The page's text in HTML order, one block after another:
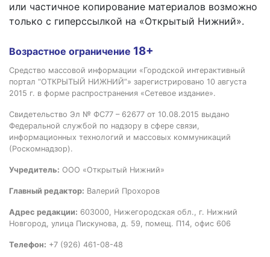
или частичное копирование материалов возможно
только с гиперссылкой на «Открытый Нижний».
Возрастное ограничение 18+
Средство массовой информации «Городской интерактивный
портал “ОТКРЫТЫЙ НИЖНИЙ”» зарегистрировано 10 августа
2015 г. в форме распространения «Сетевое издание».
Свидетельство Эл № ФС77 – 62677 от 10.08.2015 выдано
Федеральной службой по надзору в сфере связи,
информационных технологий и массовых коммуникаций
(Роскомнадзор).
Учредитель: ООО «Открытый Нижний»
Главный редактор: Валерий Прохоров
Адрес редакции: 603000, Нижегородская обл., г. Нижний
Новгород, улица Пискунова, д. 59, помещ. П14, офис 606
Телефон: +7 (926) 461-08-48